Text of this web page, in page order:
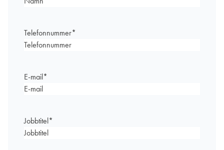
Telefonnummer*
E-mail*
Jobbtitel*